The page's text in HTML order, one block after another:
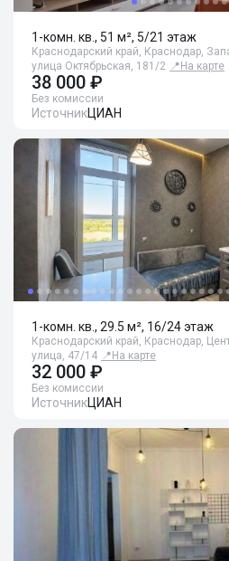
1-комн. кв., 51 м², 5/21 этаж
Краснодарский край, Краснодар,
улица Октябрьская, 181/2 📍 На карте
38 000 ₽
Без комиссии
ИсточникЦИАН
1-комн. кв., 29.5 м², 16/24 этаж
Краснодарский край, Краснодар,
улица, 47/14 📍 На карте
32 000 ₽
Без комиссии
ИсточникЦИАН